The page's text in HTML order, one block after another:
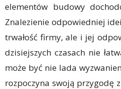
elementów budowy
Znalezienie odpowiedniej
trwałość firmy, ale i jej
dzisiejszych czasach nie
może być nie lada
rozpoczyna swoją przygodę